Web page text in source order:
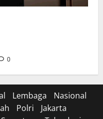
0
Lembaga
Nasional
Polri
Jakarta